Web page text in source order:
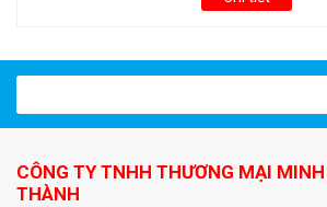
CÔNG TY TNHH THƯƠNG MẠI
THÀNH